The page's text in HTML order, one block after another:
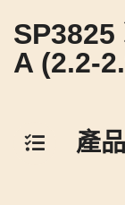
SP3825
A (2.2-
產